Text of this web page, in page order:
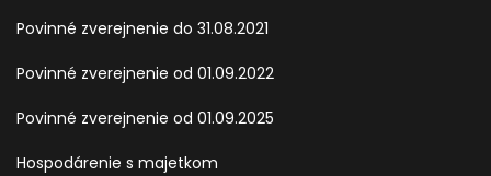
Povinné zverejnenie do 31.08.2021
Povinné zverejnenie od 01.09.2022
Povinné zverejnenie od 01.09.2025
Hospodárenie s majetkom